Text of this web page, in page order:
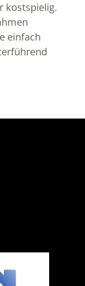
kostspielig.
einfach